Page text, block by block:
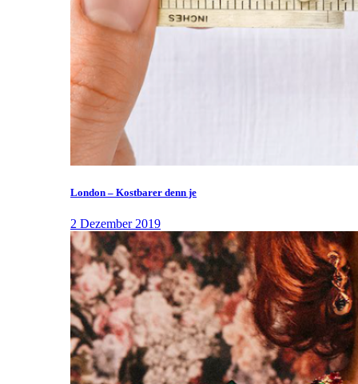
London – Kostbarer denn je
2 Dezember 2019